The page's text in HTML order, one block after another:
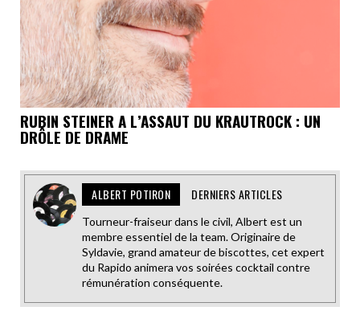
RUBIN STEINER A L’ASSAUT DU KRAUTROCK : UN
DRÔLE DE DRAME
ALBERT POTIRON DERNIERS ARTICLES
Tourneur-fraiseur dans le civil, Albert est un
membre essentiel de la team. Originaire de
Syldavie, grand amateur de biscottes, cet expert
du Rapido animera vos soirées cocktail contre
rémunération conséquente.